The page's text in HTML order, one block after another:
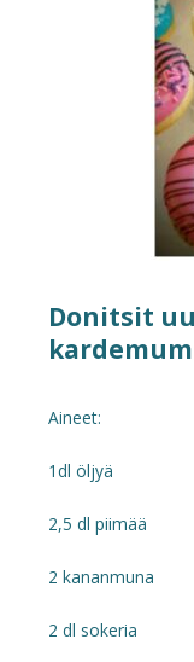
Donitsit
Aineet:
1dl öljyä
2,5 dl piimää
2 kananmuna
2 dl sokeria